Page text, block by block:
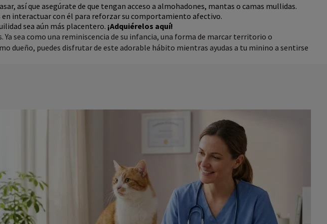
así que asegúrate de que tengan acceso a almohadones, mantas o camas mullidas.
interactuar con él para reforzar su comportamiento afectivo.
sea aún más placentero. ¡Adquiérelos aquí!
sea como una reminiscencia de su infancia, una forma de marcar territorio o
dueño, puedes disfrutar de este adorable hábito mientras ayudas a tu minino a sentirse